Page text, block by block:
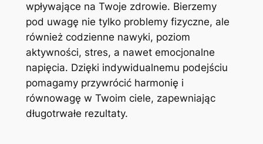
wpływające na Twoje zdrowie. Bierzemy
pod uwagę nie tylko problemy fizyczne, ale
również codzienne nawyki, poziom
aktywności, stres, a nawet emocjonalne
napięcia. Dzięki indywidualnemu podejściu
pomagamy przywrócić harmonię i
równowagę w Twoim ciele, zapewniając
długotrwałe rezultaty.